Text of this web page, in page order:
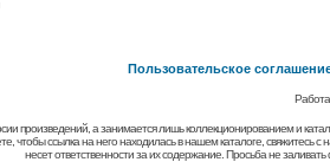
Пользовательское
произведений, а занимается лишь коллекционированием и
чтобы ссылка на него находилась в нашем каталоге,
несет ответственности за их содержание. Просьба не